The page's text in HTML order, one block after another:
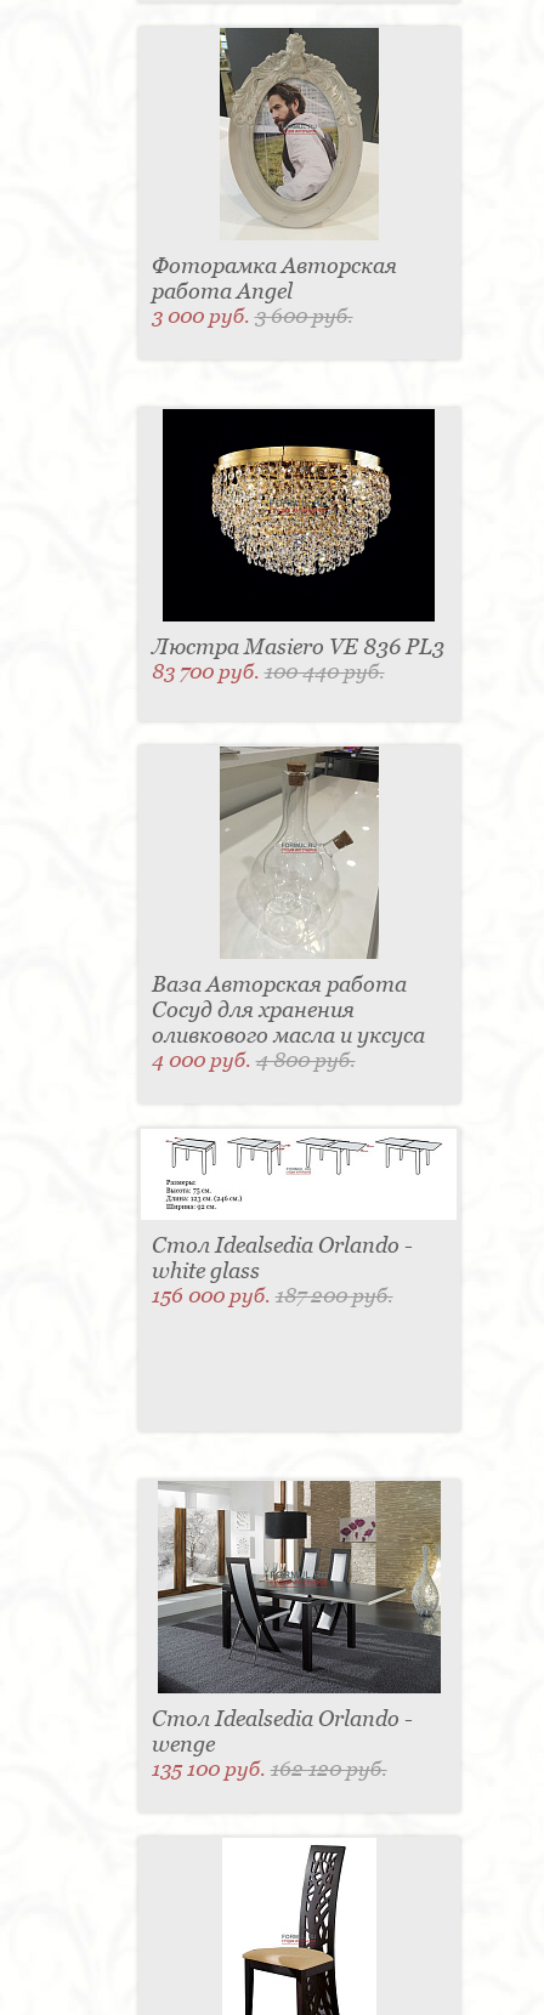
Фоторамка Авторская
работа Angel
3 000 руб.3 600 руб.
Люстра Masiero VE 836 PL3
83 700 руб.100 440 руб.
Ваза Авторская работа
Сосуд для хранения
оливкового масла и уксуса
4 000 руб.4 800 руб.
Стол Idealsedia Orlando -
white glass
156 000 руб.187 200 руб.
Стол Idealsedia Orlando -
wenge
135 100 руб.162 120 руб.